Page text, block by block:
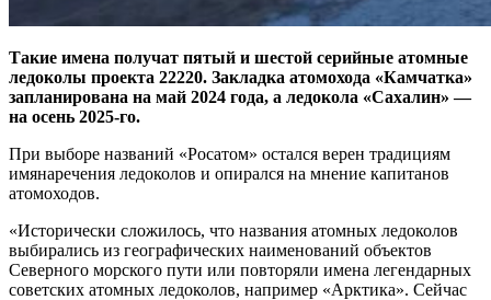
Такие имена получат пятый и шестой серийные атомные
ледоколы проекта 22220. Закладка атомохода «Камчатка»
запланирована на май 2024 года, а ледокола «Сахалин» —
на осень 2025-го.
При выборе названий «Росатом» остался верен традициям
имянаречения ледоколов и опирался на мнение капитанов
атомоходов.
«Исторически сложилось, что названия атомных ледоколов
выбирались из географических наименований объектов
Северного морского пути или повторяли имена легендарных
советских атомных ледоколов, например «Арктика». Сейчас